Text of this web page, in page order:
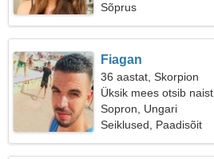
Sõprus
Fiagan
36 aastat, Skorpion
Üksik mees otsib naist
Sopron, Ungari
Seiklused, Paadisõit